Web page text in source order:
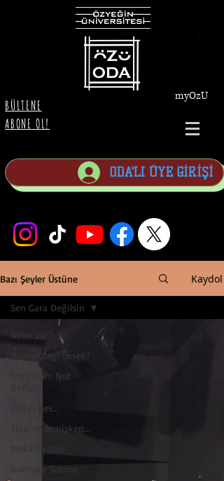
BÜLTENE
ABONE OL!
myOzU
ODA'LI ÜYE GİRİŞİ
Bazı Şeyler Üstüne Kaydol
Neler var?
Dramaturgi desek?
Seyircinin Not
Kulis'i kes...
Tiyatro demişken...
Mekan'a Dair
Bekleme Salonu
Sen Gara Değilsin